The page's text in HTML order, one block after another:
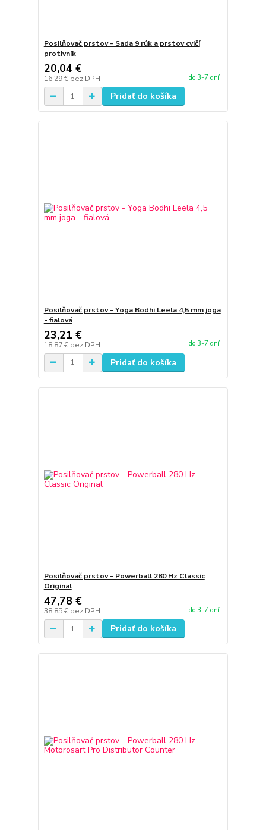
Posilňovač prstov - Sada 9 rúk a prstov cvičí
protivník
20,04 €
16,29 € bez DPH do 3-7 dní
Pridať do košíka
Posilňovač prstov - Yoga Bodhi Leela 4,5 mm joga
- fialová
23,21 €
18,87 € bez DPH do 3-7 dní
Pridať do košíka
Posilňovač prstov - Powerball 280 Hz Classic
Original
47,78 €
38,85 € bez DPH do 3-7 dní
Pridať do košíka